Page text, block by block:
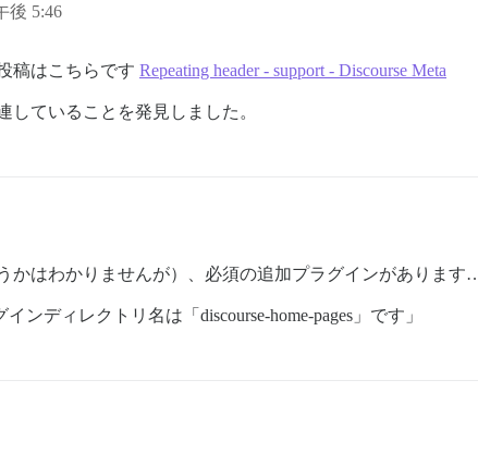
後 5:46
稿はこちらです Repeating header - support - Discourse Meta
ていることを発見しました。
かはわかりませんが）、必須の追加プラグインがあります
ンディレクトリ名は「discourse-home-pages」です」